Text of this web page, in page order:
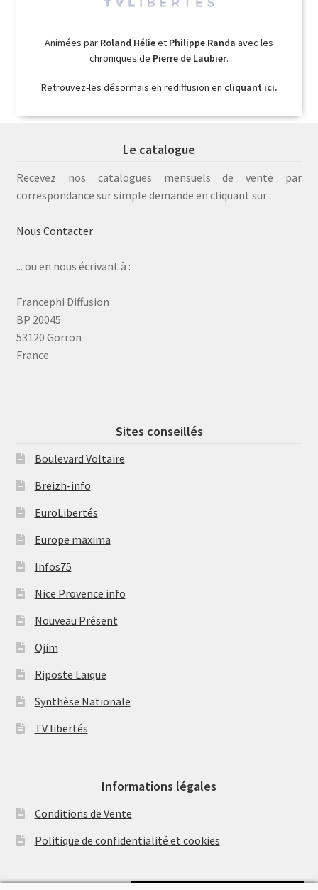
Animées par Roland Hélieet Philippe Randa avec les
chroniques de Pierre de Laubier.
Retrouvez-les désormais en rediffusion en cliquant ici.
Le catalogue
Recevez nos catalogues mensuels de vente par
correspondance sur simple demande en cliquant sur :
Nous Contacter
... ou en nous écrivant à :
Francephi Diffusion
BP 20045
53120 Gorron
France
Sites conseillés
Boulevard Voltaire
Breizh-info
EuroLibertés
Europe maxima
Infos75
Nice Provence info
Nouveau Présent
Ojim
Riposte Laïque
Synthèse Nationale
TV libertés
Informations légales
Conditions de Vente
Politique de confidentialité et cookies